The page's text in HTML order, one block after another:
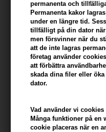
permanenta och
Permanenta kakor
under en längre tid.
tillfälligt på din dator
men försvinner när du
att de inte lagras
företag använder
att förbättra
skada dina filer eller
dator.
Vad använder vi cookies
Många funktioner på en
cookie placeras när en